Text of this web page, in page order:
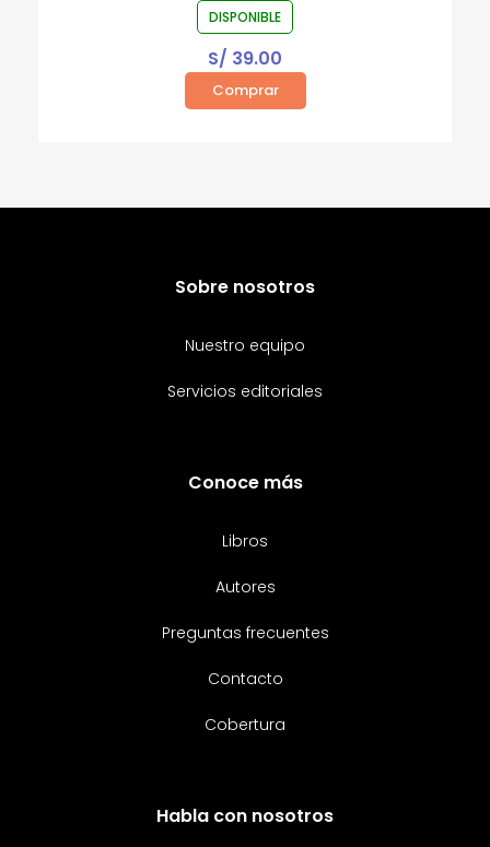
DISPONIBLE
S/ 39.00
Comprar
Sobre nosotros
Nuestro equipo
Servicios editoriales
Conoce más
Libros
Autores
Preguntas frecuentes
Contacto
Cobertura
Habla con nosotros